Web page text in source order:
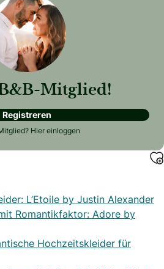
Mitglied!
Registreren
Hier einloggen
L’Etoile by Justin Alexander
Romantikfaktor: Adore by
Hochzeitskleider für